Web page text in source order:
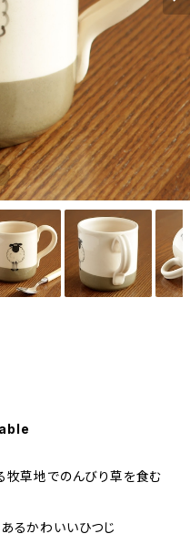
牧草地でのんびり草を食む
るかわいいひつじ